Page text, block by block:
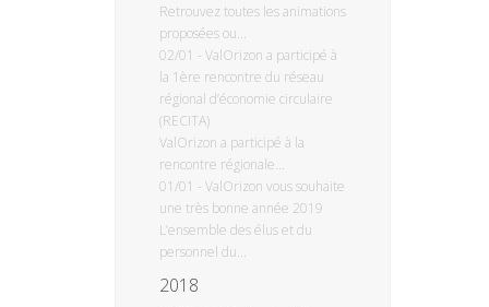
Retrouvez toutes les animations
proposées ou...
02/01 - ValOrizon a participé à
la 1ère rencontre du réseau
régional d’économie circulaire
(RECITA)
ValOrizon a participé à la
rencontre régionale...
01/01 - ValOrizon vous souhaite
une très bonne année 2019
L’ensemble des élus et du
personnel du...
2018